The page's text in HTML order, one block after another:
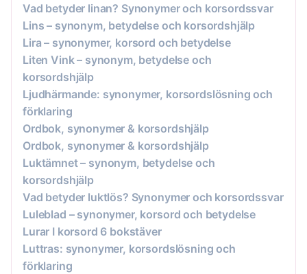
Vad betyder linan? Synonymer och korsordssvar
Lins – synonym, betydelse och korsordshjälp
Lira – synonymer, korsord och betydelse
Liten Vink – synonym, betydelse och
korsordshjälp
Ljudhärmande: synonymer, korsordslösning och
förklaring
Ordbok, synonymer & korsordshjälp
Ordbok, synonymer & korsordshjälp
Luktämnet – synonym, betydelse och
korsordshjälp
Vad betyder luktlös? Synonymer och korsordssvar
Luleblad – synonymer, korsord och betydelse
Lurar I korsord 6 bokstäver
Luttras: synonymer, korsordslösning och
förklaring